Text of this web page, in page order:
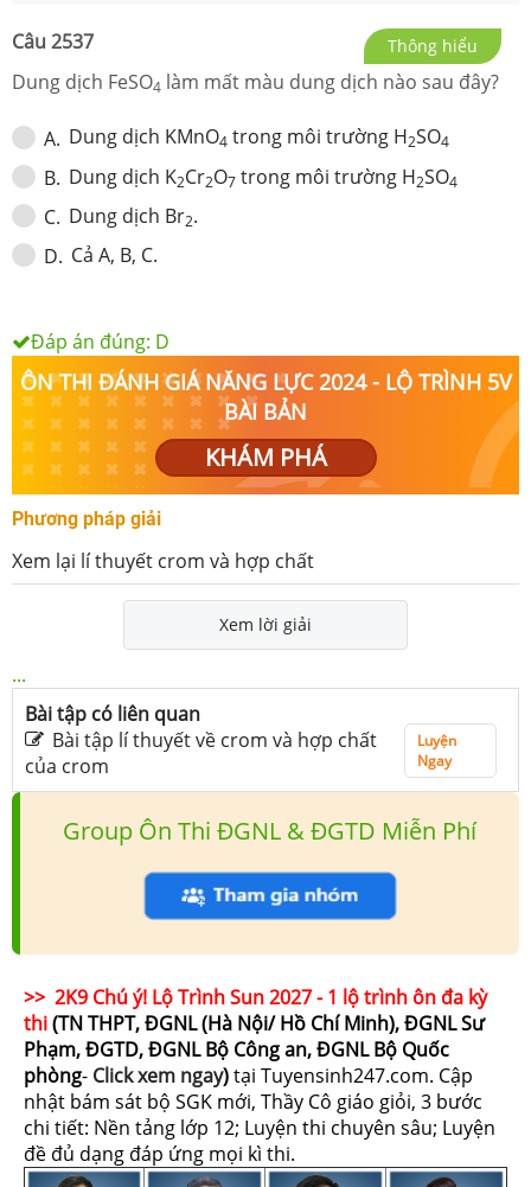
Câu 2537 Thông hiểu
Dung dịch FeSO4 làm mất màu dung dịch nào sau đây?
A. Dung dịch KMnO4 trong môi trường H2SO4
B. Dung dịch K2Cr2O7 trong môi trường H2SO4
C. Dung dịch Br2.
D. Cả A, B, C.
Đáp án đúng: D
ÔN THI ĐÁNH GIÁ NĂNG LỰC 2024 - LỘ TRÌNH 5V
BÀI BẢN
KHÁM PHÁ
Phương pháp giải
Xem lại lí thuyết crom và hợp chất
Xem lời giải
...
Bài tập có liên quan
Bài tập lí thuyết về crom và hợp chất
của crom
Luyện
Ngay
Group Ôn Thi ĐGNL & ĐGTD Miễn Phí
>> 2K9 Chú ý! Lộ Trình Sun 2027 - 1 lộ trình ôn đa kỳ
thi(TN THPT, ĐGNL (Hà Nội/ Hồ Chí Minh), ĐGNL Sư
Phạm, ĐGTD, ĐGNL Bộ Công an, ĐGNL Bộ Quốc
phòng- Click xem ngay)tại Tuyensinh247.com. Cập
nhật bám sát bộ SGK mới, Thầy Cô giáo giỏi, 3 bước
chi tiết: Nền tảng lớp 12; Luyện thi chuyên sâu; Luyện
đề đủ dạng đáp ứng mọi kì thi.